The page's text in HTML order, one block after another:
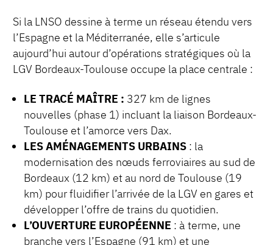
Si la LNSO dessine à terme un réseau étendu vers
l’Espagne et la Méditerranée, elle s’articule
aujourd’hui autour d’opérations stratégiques où la
LGV Bordeaux-Toulouse occupe la place centrale :
LE TRACÉ MAÎTRE : 327 km de lignes
nouvelles (phase 1) incluant la liaison Bordeaux-
Toulouse et l’amorce vers Dax.
LES AMÉNAGEMENTS URBAINS : la
modernisation des nœuds ferroviaires au sud de
Bordeaux (12 km) et au nord de Toulouse (19
km) pour fluidifier l’arrivée de la LGV en gares et
développer l’offre de trains du quotidien.
L’OUVERTURE EUROPÉENNE : à terme, une
branche vers l’Espagne (91 km) et une